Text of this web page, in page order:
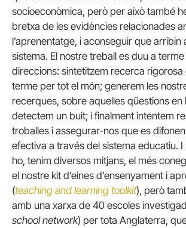
socioeconòmica, però per això també
bretxa de les evidències relacionades
l’aprenentatge, i aconseguir que arribin
sistema. El nostre treball es duu a
direccions: sintetitzem recerca rigorosa
terme per tot el món; generem les
recerques, sobre aquelles qüestions en
detectem un buit; i finalment intentem
troballes i assegurar-nos que es
efectiva a través del sistema educatiu.
ho, tenim diversos mitjans, el més
el nostre kit d’eines d’ensenyament i
(teaching and learning toolkit), però
amb una xarxa de 40 escoles
school network) per tota Anglaterra,